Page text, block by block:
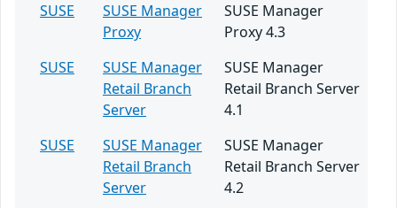
SUSE
SUSE Manager
Proxy
SUSE Manager
Proxy 4.3
SUSE
SUSE Manager
Retail Branch
Server
SUSE Manager
Retail Branch Server
4.1
SUSE
SUSE Manager
Retail Branch
Server
SUSE Manager
Retail Branch Server
4.2